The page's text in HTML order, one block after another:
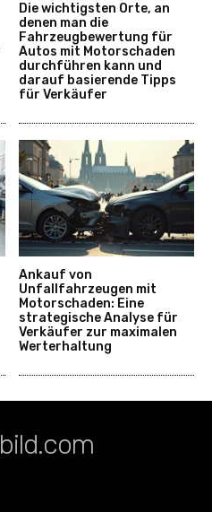
Die wichtigsten Orte, an
denen man die
Fahrzeugbewertung für
Autos mit Motorschaden
durchführen kann und
darauf basierende Tipps
für Verkäufer
Ankauf von
Unfallfahrzeugen mit
Motorschaden: Eine
strategische Analyse für
Verkäufer zur maximalen
Werterhaltung
bild.com